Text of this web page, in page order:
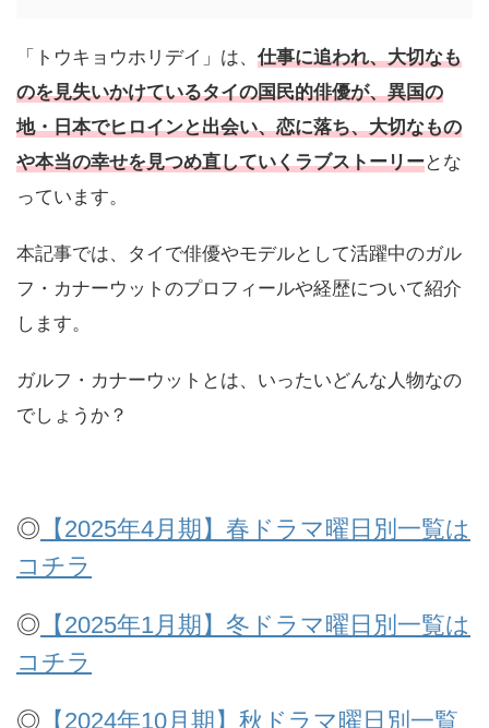
「トウキョウホリデイ」は、 仕事に追われ、大切なも
のを見失いかけているタイの国民的俳優が、異国の
地・日本でヒロインと出会い、恋に落ち、大切なもの
や本当の幸せを見つめ直していくラブストーリーとな
っています。
本記事では、タイで俳優やモデルとして活躍中のガル
フ・カナーウットのプロフィールや経歴について紹介
します。
ガルフ・カナーウットとは、いったいどんな人物なの
でしょうか？
◎ 【2025年4月期】春ドラマ曜日別一覧は
コチラ
◎ 【2025年1月期】冬ドラマ曜日別一覧は
コチラ
◎ 【2024年10月期】秋ドラマ曜日別一覧